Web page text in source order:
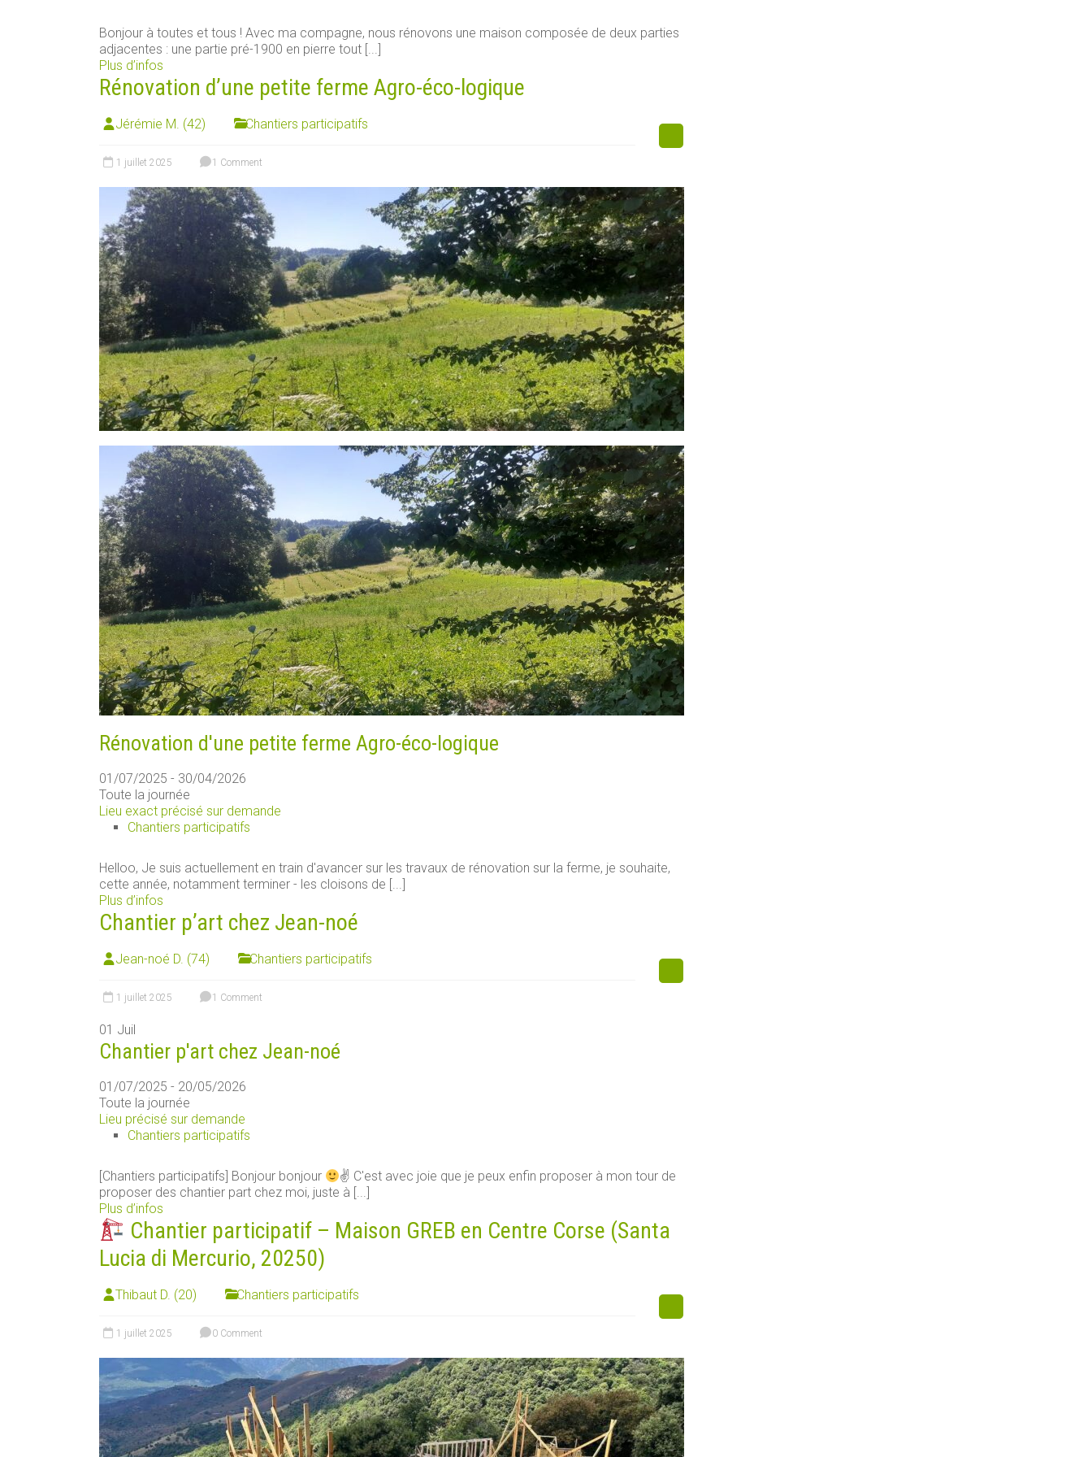
Bonjour à toutes et tous ! Avec ma compagne, nous rénovons une maison composée de deux parties
adjacentes : une partie pré-1900 en pierre tout [...]
Plus d’infos
Rénovation d’une petite ferme Agro-éco-logique
Jérémie M. (42) Chantiers participatifs
1 juillet 2025 1 Comment
Rénovation d'une petite ferme Agro-éco-logique
01/07/2025 - 30/04/2026
Toute la journée
Lieu exact précisé sur demande
Chantiers participatifs
Helloo, Je suis actuellement en train d'avancer sur les travaux de rénovation sur la ferme, je souhaite,
cette année, notamment terminer - les cloisons de [...]
Plus d’infos
Chantier p’art chez Jean-noé
Jean-noé D. (74) Chantiers participatifs
1 juillet 2025 1 Comment
01 Juil
Chantier p'art chez Jean-noé
01/07/2025 - 20/05/2026
Toute la journée
Lieu précisé sur demande
Chantiers participatifs
[Chantiers participatifs] Bonjour bonjour ✌ C'est avec joie que je peux enfin proposer à mon tour de
proposer des chantier part chez moi, juste à [...]
Plus d’infos
Chantier participatif – Maison GREB en Centre Corse (Santa
Lucia di Mercurio, 20250)
Thibaut D. (20) Chantiers participatifs
1 juillet 2025 0 Comment